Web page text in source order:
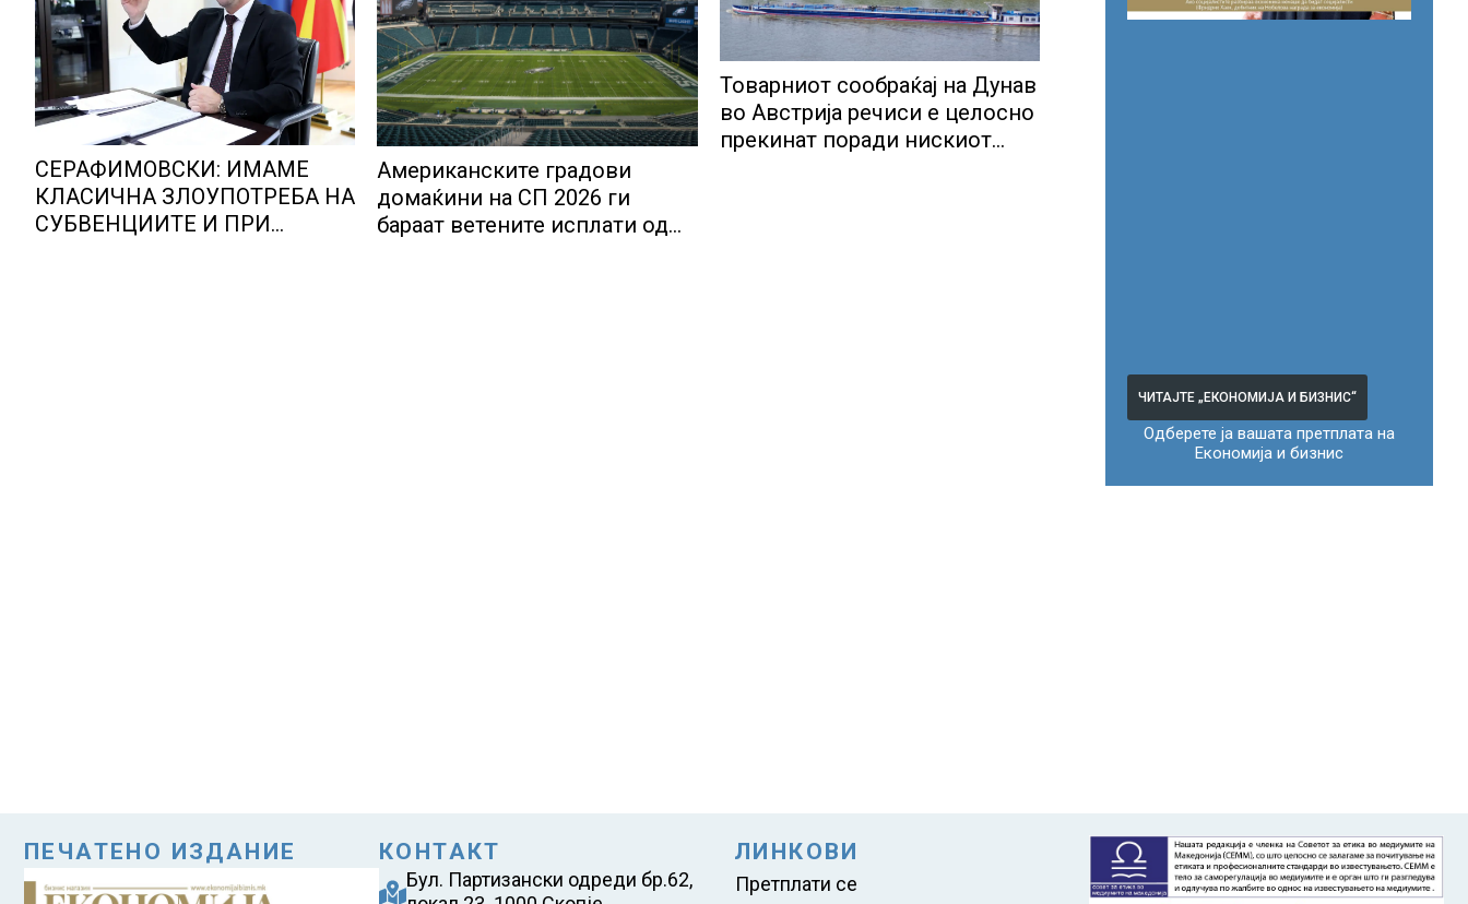
СЕРАФИМОВСКИ: ИМАМЕ
КЛАСИЧНА ЗЛОУПОТРЕБА НА
СУБВЕНЦИИТЕ И ПРИ
Американските градови
домаќини на СП 2026 ги
бараат ветените исплати од
Товарниот сообраќај на Дунав
во Австрија речиси е целосно
прекинат поради нискиот
ЧИТАЈТЕ „ЕКОНОМИЈА И БИЗНИС“
Одберете ја вашата претплата на
Економија и бизнис
ПЕЧАТЕНО ИЗДАНИЕ КОНТАКТ
Бул. Партизански одреди бр.62,
ЛИНКОВИ
Претплати се